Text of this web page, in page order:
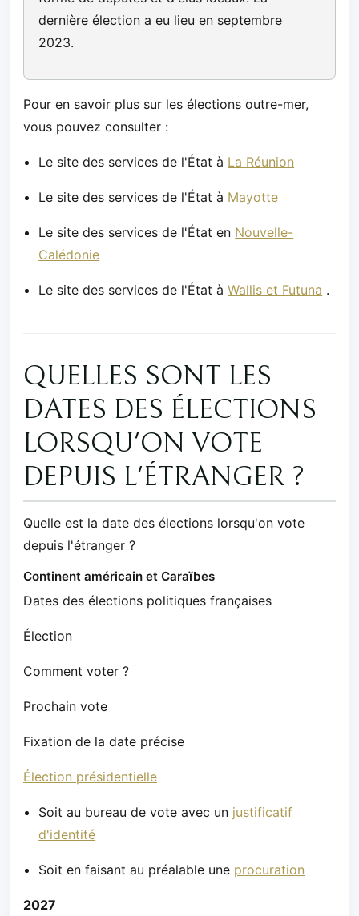
dernière élection a eu lieu en septembre
2023.
Pour en savoir plus sur les élections outre-mer,
vous pouvez consulter :
Le site des services de l'État à La Réunion
Le site des services de l'État à Mayotte
Le site des services de l'État en Nouvelle-
Calédonie
Le site des services de l'État àWallis et Futuna .
QUELLES SONT LES
DATES DES ÉLECTIONS
LORSQU'ON VOTE
DEPUIS L'ÉTRANGER ?
Quelle est la date des élections lorsqu'on vote
depuis l'étranger ?
Continent américain et Caraïbes
Dates des élections politiques françaises
Élection
Comment voter ?
Prochain vote
Fixation de la date précise
Élection présidentielle
Soit au bureau de vote avec un justificatif
d'identité
Soit en faisant au préalable une procuration
2027